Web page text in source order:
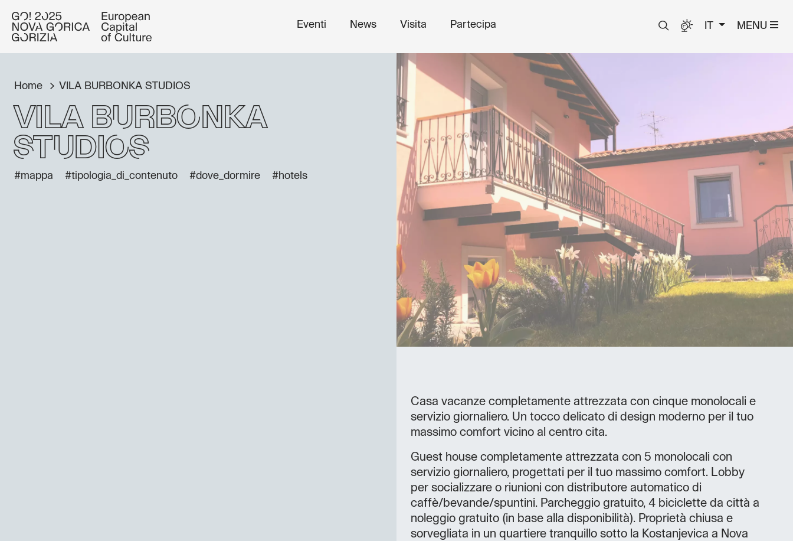
Eventi News Visita Partecipa IT MENU
Home VILA BURBONKA STUDIOS
VILA BURBONKA
STUDIOS
#mappa #tipologia_di_contenuto #dove_dormire #hotels
Casa vacanze completamente attrezzata con cinque monolocali e
servizio giornaliero. Un tocco delicato di design moderno per il tuo
massimo comfort vicino al centro cita.
Guest house completamente attrezzata con 5 monolocali con
servizio giornaliero, progettati per il tuo massimo comfort. Lobby
per socializzare o riunioni con distributore automatico di
caffè/bevande/spuntini. Parcheggio gratuito, 4 biciclette da città a
noleggio gratuito (in base alla disponibilità). Proprietà chiusa e
sorvegliata in un quartiere tranquillo sotto la Kostanjevica a Nova